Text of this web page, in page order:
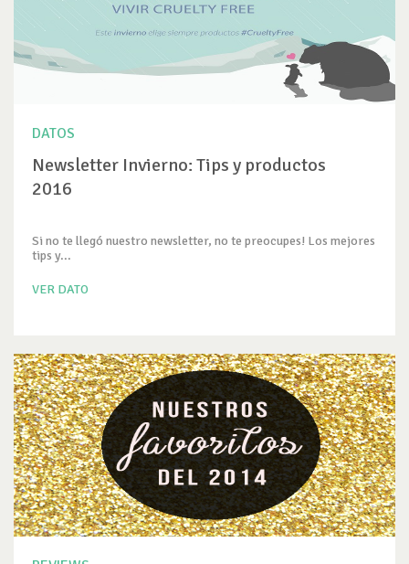
DATOS
Newsletter Invierno: Tips y productos
2016
Si no te llegó nuestro newsletter, no te preocupes! Los mejores
tips y...
VER DATO